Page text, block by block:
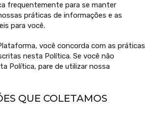
frequentemente para se manter
práticas de informações e as
para você.
você concorda com as práticas
nesta Política. Se você não
Política, pare de utilizar nossa
QUE COLETAMOS